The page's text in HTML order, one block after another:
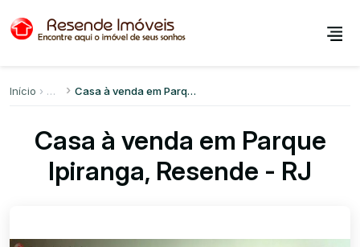
Início Casa à venda em Parque Ipiranga
Casa à venda em Parque
Ipiranga, Resende - RJ